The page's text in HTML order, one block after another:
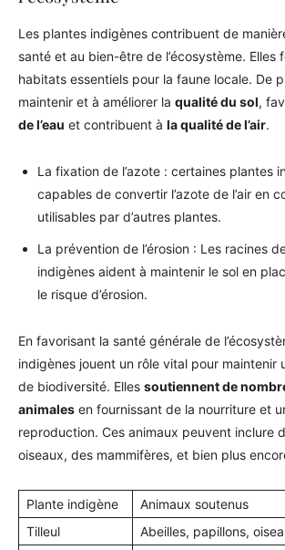
Les plantes indigènes contribuent de
santé et au bien-être de l’écosystème. Elles
habitats essentiels pour la faune locale. De
maintenir et à améliorer la qualité du sol,
de l’eau et contribuent à la qualité de l’air.
La fixation de l’azote : certaines plantes
capables de convertir l’azote de l’air en
utilisables par d’autres plantes.
La prévention de l’érosion : Les racines
indigènes aident à maintenir le sol en
le risque d’érosion.
En favorisant la santé générale de
indigènes jouent un rôle vital pour maintenir
de biodiversité. Elles soutiennent de
animales en fournissant de la nourriture et
reproduction. Ces animaux peuvent inclure
oiseaux, des mammifères, et bien plus
Plante indigène
Animaux soutenus
Tilleul
Abeilles, papillons,